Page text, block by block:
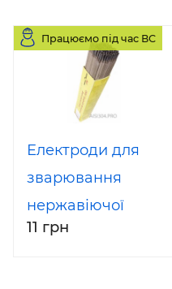
Працюємо під час ВС
Електроди для
зварювання
нержавіючої
сталі ЦЛ-11 3 мм 5
11 грн